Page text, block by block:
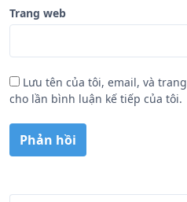
Trang web
Lưu tên của tôi, email, và
cho lần bình luận kế tiếp của tôi.